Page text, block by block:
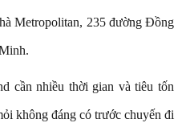
Metropolitan, 235 đường Đồng
cần nhiều thời gian và tiêu tốn
không đáng có trước chuyến đi